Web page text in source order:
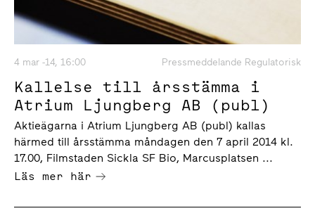
4 mar -14, 16:00 Pressmeddelande Regulatorisk
Kallelse till årsstämma i
Atrium Ljungberg AB (publ)
Aktieägarna i Atrium Ljungberg AB (publ) kallas
härmed till årsstämma måndagen den 7 april 2014 kl.
17.00, Filmstaden Sickla SF Bio, Marcusplatsen ...
Läs mer här